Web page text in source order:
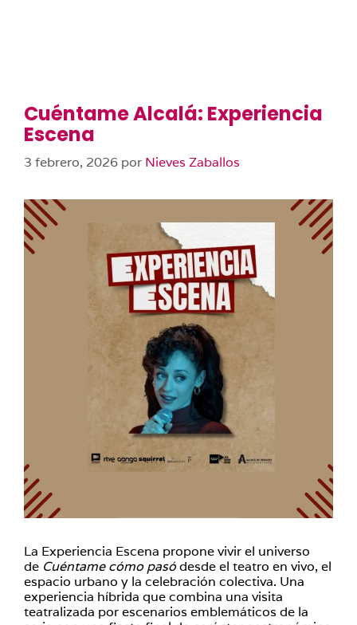
Cuéntame Alcalá: Experiencia
Escena
3 febrero, 2026 por Nieves Zaballos
La Experiencia Escena propone vivir el universo
de Cuéntame cómo pasódesde el teatro en vivo, el
espacio urbano y la celebración colectiva. Una
experiencia híbrida que combina una visita
teatralizada por escenarios emblemáticos de la